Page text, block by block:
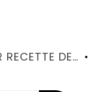
RECETTE DE…